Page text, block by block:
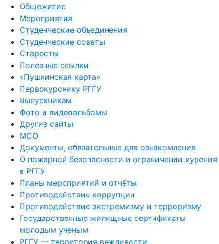
Общежитие
Мероприятия
Студенческие объединения
Студенческие советы
Старосты
Полезные ссылки
«Пушкинская карта»
Первокурснику РГГУ
Выпускникам
Фото и видеоальбомы
Другие сайты
МСО
Документы, обязательные для ознакомления
О пожарной безопасности и ограничении курения
в РГГУ
Планы мероприятий и отчёты
Противодействие коррупции
Противодействие экстремизму и терроризму
Государственные жилищные сертификаты
молодым ученым
РГГУ — территория вежливости